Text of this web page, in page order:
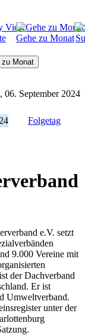
Gehe zu Monat
zu Monat
06. September 2024
Folgetag
e.V. setzt
9.000 Vereine mit
der Dachverband
Er ist
Umweltverband.
unter der